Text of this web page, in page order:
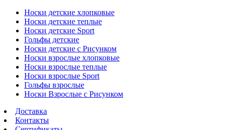
Носки детские хлопковые
Носки детские теплые
Носки детские Sport
Гольфы детские
Носки детские с Рисунком
Носки взрослые хлопковые
Носки взрослые теплые
Носки взрослые Sport
Гольфы взрослые
Носки Взрослые с Рисунком
Доставка
Контакты